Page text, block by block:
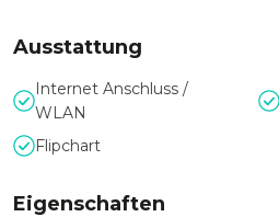
Ausstattung
Internet Anschluss /
WLAN
Flipchart
Eigenschaften